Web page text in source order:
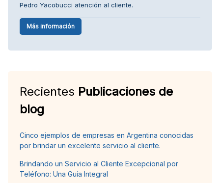
Pedro Yacobucci atención al cliente.
Más información
Recientes Publicaciones de
blog
Cinco ejemplos de empresas en Argentina conocidas
por brindar un excelente servicio al cliente.
Brindando un Servicio al Cliente Excepcional por
Teléfono: Una Guía Integral